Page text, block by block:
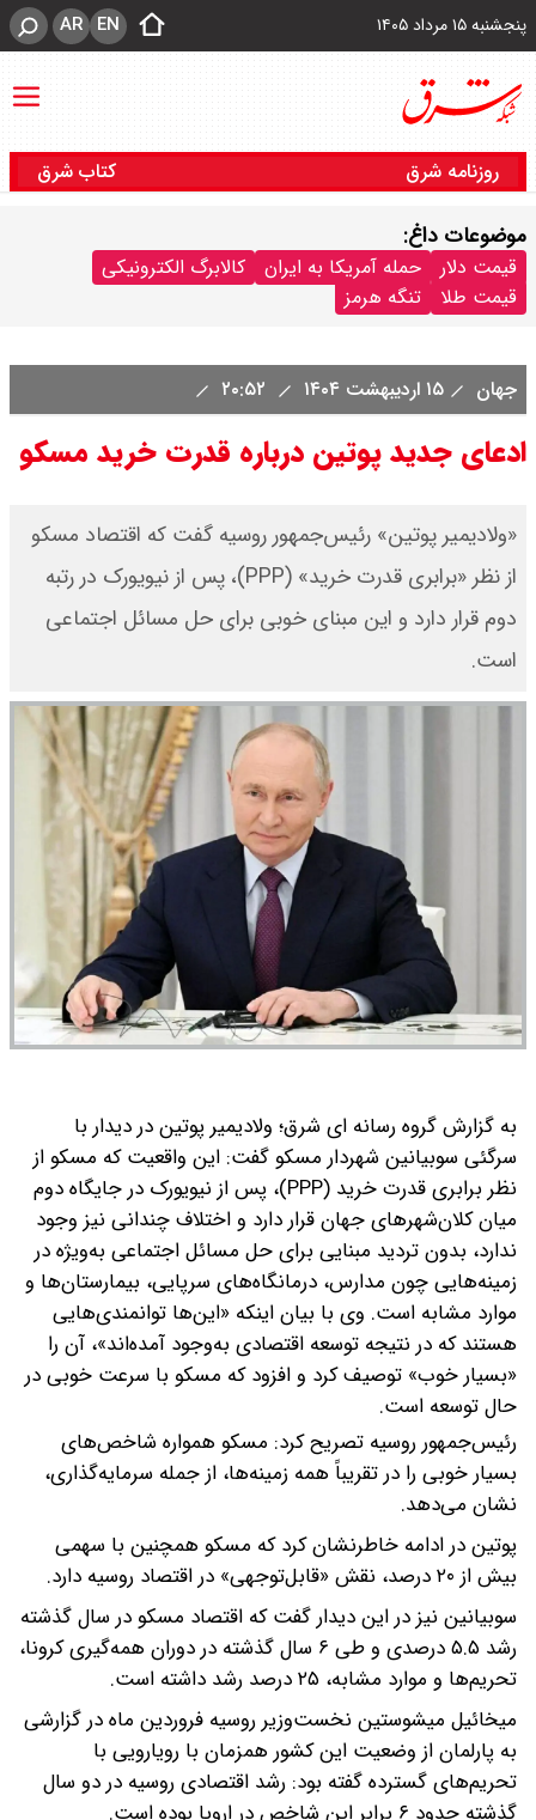
پنجشنبه ۱۵ مرداد ۱۴۰۵ EN
AR
روزنامه شرق کتاب شرق
موضوعات داغ:
قیمت دلار حمله آمریکا به ایران
کالابرگ الکترونیکی
قیمت طلا
تنگه هرمز
جهان ۱۵ اردیبهشت ۱۴۰۴
ادعای جدید پوتین درباره قدرت خرید مسکو
«ولادیمیر پوتین» رئیس‌جمهور روسیه گفت که اقتصاد مسکو
از نظر «برابری قدرت خرید» (PPP)، پس از نیویورک در رتبه
دوم قرار دارد و این مبنای خوبی برای حل مسائل اجتماعی
است.
به گزارش گروه رسانه ای شرق؛ ولادیمیر پوتین در دیدار با
سرگئی سوبیانین شهردار مسکو گفت: این واقعیت که مسکو از
نظر برابری قدرت خرید (PPP)، پس از نیویورک در جایگاه دوم
میان کلان‌شهرهای جهان قرار دارد و اختلاف چندانی نیز وجود
ندارد، بدون تردید مبنایی برای حل مسائل اجتماعی به‌ویژه در
زمینه‌هایی چون مدارس، درمانگاه‌های سرپایی، بیمارستان‌ها و
موارد مشابه است. وی با بیان اینکه «این‌ها توانمندی‌هایی
هستند که در نتیجه توسعه اقتصادی به‌وجود آمده‌اند»، آن را
«بسیار خوب» توصیف کرد و افزود که مسکو با سرعت خوبی در
حال توسعه است.
رئیس‌جمهور روسیه تصریح کرد: مسکو همواره شاخص‌های
بسیار خوبی را در تقریباً همه زمینه‌ها، از جمله سرمایه‌گذاری،
نشان می‌دهد.
پوتین در ادامه خاطرنشان کرد که مسکو همچنین با سهمی
بیش از ۲۰ درصد، نقش «قابل‌توجهی» در اقتصاد روسیه دارد.
سوبیانین نیز در این دیدار گفت که اقتصاد مسکو در سال گذشته
رشد ۵.۵ درصدی و طی ۶ سال گذشته در دوران همه‌گیری کرونا،
تحریم‌ها و موارد مشابه، ۲۵ درصد رشد داشته است.
میخائیل میشوستین نخست‌وزیر روسیه فروردین ماه در گزارشی
به پارلمان از وضعیت این کشور همزمان با رویارویی با
تحریم‌های گسترده گفته بود:‌ رشد اقتصادی روسیه در دو سال
گذشته حدود ۶ برابر این شاخص در اروپا بوده است.